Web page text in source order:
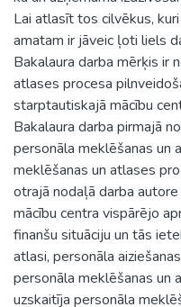
Lai atlasīt tos cilvēkus,
amatam ir jāveic ļoti liels
Bakalaura darba mērķis ir
atlases procesa
starptautiskajā mācību
Bakalaura darba pirmajā
personāla meklēšanas un
meklēšanas un atlases
otrajā nodaļā darba
mācību centra vispārējo
finanšu situāciju un tās
atlasi, personāla
personāla meklēšanas un
uzskaitīja personāla